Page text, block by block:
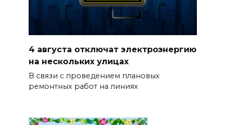
4 августа отключат электроэнергию
на нескольких улицах
В связи с проведением плановых
ремонтных работ на линиях